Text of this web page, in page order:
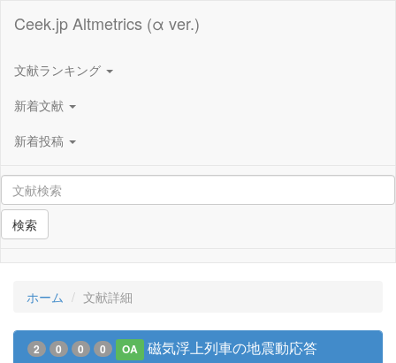
Ceek.jp Altmetrics (α ver.)
文献ランキング
新着文献
新着投稿
検索
ホーム 文献詳細
2 0 0 0 OA 磁気浮上列車の地震動応答